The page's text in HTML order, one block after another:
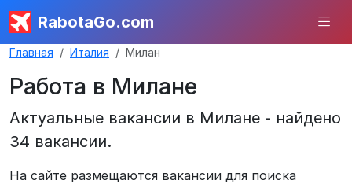
RabotaGo.com
Главная Италия Милан
Работа в Милане
Актуальные вакансии в Милане - найдено
34 вакансии.
На сайте размещаются вакансии для поиска